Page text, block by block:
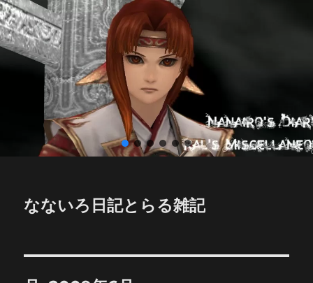
なないろ日記とらる雑記